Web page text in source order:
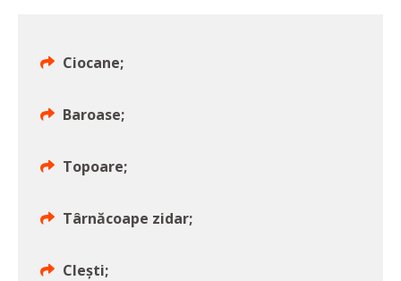
Ciocane;
Baroase;
Topoare;
Târnăcoape zidar;
Clești;